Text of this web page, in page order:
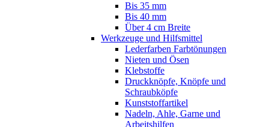
Bis 35 mm
Bis 40 mm
Über 4 cm Breite
Werkzeuge und Hilfsmittel
Lederfarben Farbtönungen
Nieten und Ösen
Klebstoffe
Druckknöpfe, Knöpfe und
Schraubköpfe
Kunststoffartikel
Nadeln, Ahle, Garne und
Arbeitshilfen